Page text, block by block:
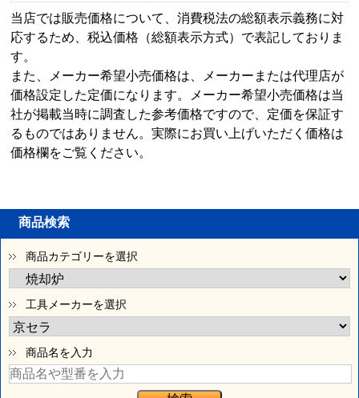
当店では販売価格について、消費税法の総額表示義務に対
応するため、税込価格（総額表示方式）で表記しておりま
す。
また、メーカー希望小売価格は、メーカーまたは代理店が
価格設定した定価になります。メーカー希望小売価格は当
社が掲載当時に調査した参考価格ですので、定価を保証す
るものではありません。実際にお買い上げいただく価格は
価格欄をご覧ください。
商品検索
商品カテゴリーを選択
工具メーカーを選択
商品名を入力